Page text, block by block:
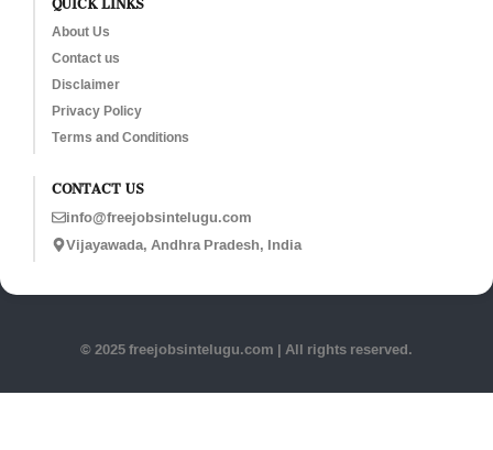
About Us
Contact us
Disclaimer
Privacy Policy
Terms and Conditions
CONTACT US
info@freejobsintelugu.com
Vijayawada, Andhra Pradesh, India
© 2025 freejobsintelugu.com | All rights reserved.